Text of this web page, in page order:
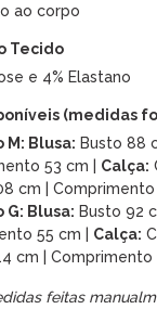
ao corpo
Tecido
e 4% Elastano
(medidas
M: Blusa: Busto 88
53 cm | Calça:
cm |
G: Blusa: Busto 92
55 cm | Calça:
cm | Comprimento
feitas